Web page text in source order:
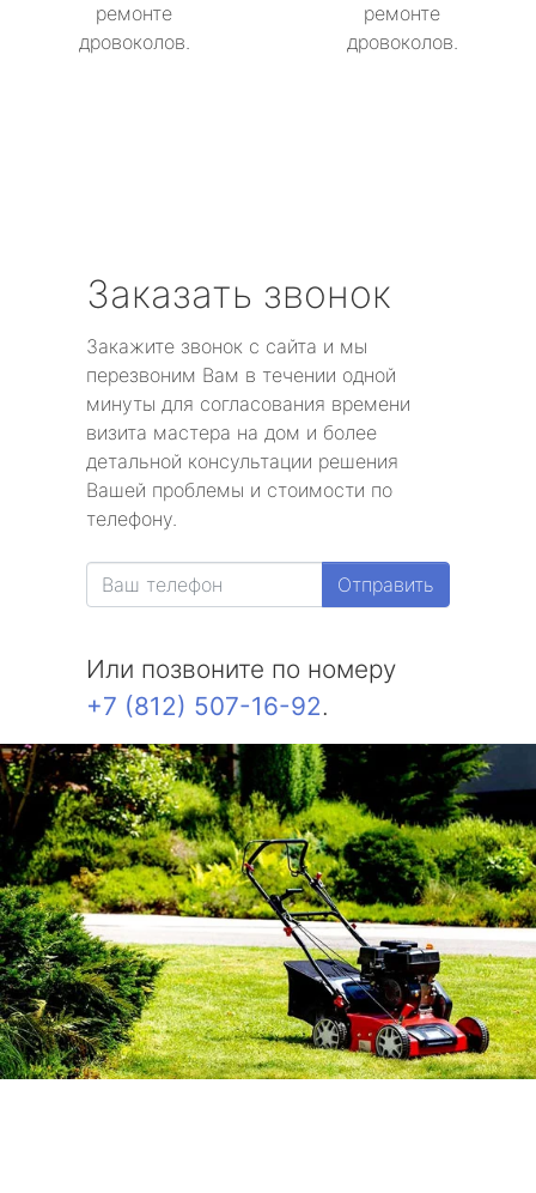
ремонте
дровоколов.
ремонте
дровоколов.
Заказать звонок
Закажите звонок с сайта и мы
перезвоним Вам в течении одной
минуты для согласования времени
визита мастера на дом и более
детальной консультации решения
Вашей проблемы и стоимости по
телефону.
Отправить
Или позвоните по номеру
+7 (812) 507-16-92.